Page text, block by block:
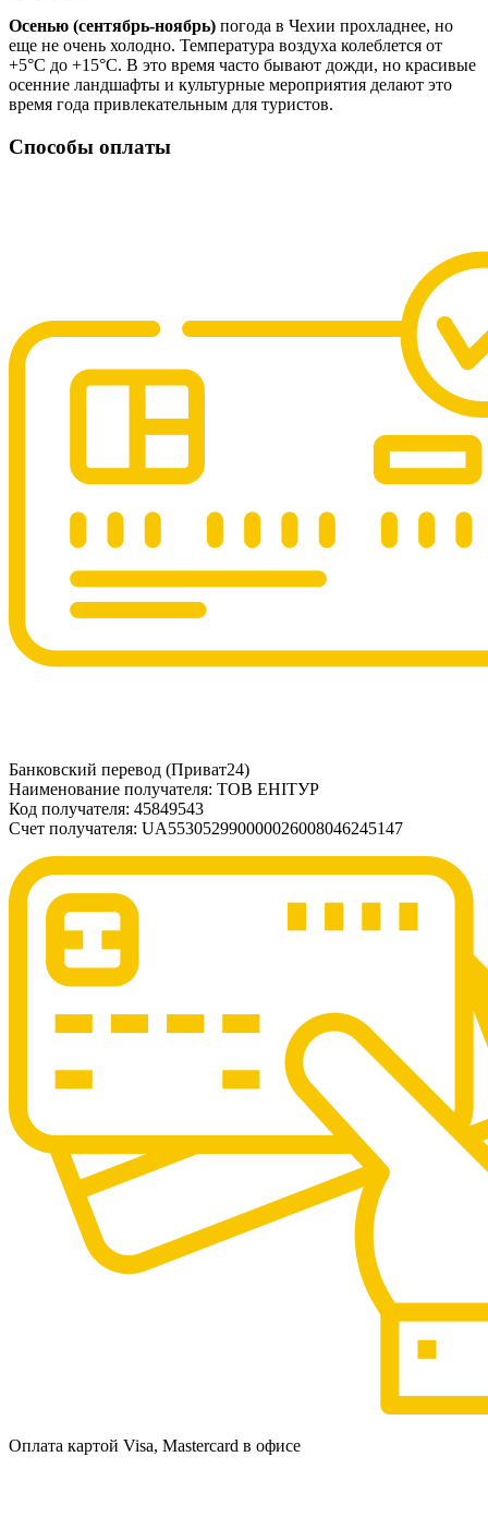
Осенью (сентябрь-ноябрь) погода в Чехии прохладнее, но
еще не очень холодно. Температура воздуха колеблется от
+5°C до +15°C. В это время часто бывают дожди, но красивые
осенние ландшафты и культурные мероприятия делают это
время года привлекательным для туристов.
Способы оплаты
Банковский перевод (Приват24)
Наименование получателя: ТОВ ЕНІТУР
Код получателя: 45849543
Счет получателя: UA553052990000026008046245147
Оплата картой Visa, Mastercard в офисе